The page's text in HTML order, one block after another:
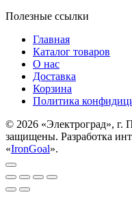
Полезные ссылки
Главная
Каталог товаров
О нас
Доставка
Корзина
Политика
© 2026 «Электроград», г.
защищены. Разработка
«IronGoal».